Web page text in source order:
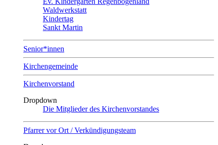
Waldwerkstatt
Kindertag
Sankt Martin
Senior*innen
Kirchengemeinde
Kirchenvorstand
Dropdown
Die Mitglieder des Kirchenvorstandes
Pfarrer vor Ort / Verkündigungsteam